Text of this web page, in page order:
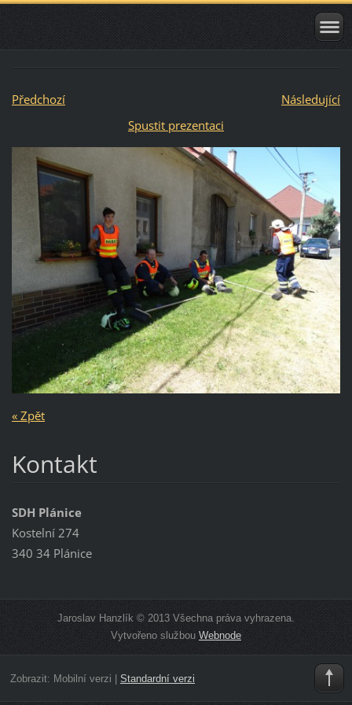
Předchozí
Následující
Spustit prezentaci
« Zpět
Kontakt
SDH Plánice
Kostelní 274
340 34 Plánice
Jaroslav Hanzlík © 2013 Všechna práva vyhrazena.
Vytvořeno službou Webnode
Zobrazit: Mobilní verzi Standardní verzi